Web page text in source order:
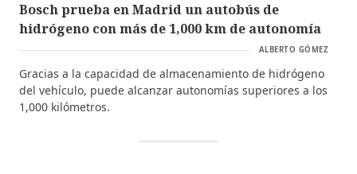
Bosch prueba en Madrid un autobús de
hidrógeno con más de 1,000 km de autonomía
ALBERTO GÓMEZ
Gracias a la capacidad de almacenamiento de hidrógeno
del vehículo, puede alcanzar autonomías superiores a los
1,000 kilómetros.